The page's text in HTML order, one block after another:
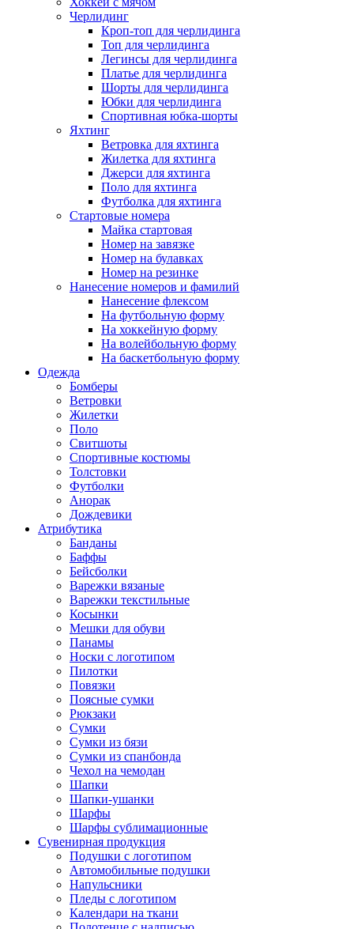
Черлидинг
Кроп-топ для черлидинга
Топ для черлидинга
Легинсы для черлидинга
Платье для черлидинга
Шорты для черлидинга
Юбки для черлидинга
Спортивная юбка-шорты
Яхтинг
Ветровка для яхтинга
Жилетка для яхтинга
Джерси для яхтинга
Поло для яхтинга
Футболка для яхтинга
Стартовые номера
Майка стартовая
Номер на завязке
Номер на булавках
Номер на резинке
Нанесение номеров и фамилий
Нанесение флексом
На футбольную форму
На хоккейную форму
На волейбольную форму
На баскетбольную форму
Одежда
Бомберы
Ветровки
Жилетки
Поло
Свитшоты
Спортивные костюмы
Толстовки
Футболки
Анорак
Дождевики
Атрибутика
Банданы
Баффы
Бейсболки
Варежки вязаные
Варежки текстильные
Косынки
Мешки для обуви
Панамы
Носки с логотипом
Пилотки
Повязки
Поясные сумки
Рюкзаки
Сумки
Сумки из бязи
Сумки из спанбонда
Чехол на чемодан
Шапки
Шапки-ушанки
Шарфы
Шарфы сублимационные
Сувенирная продукция
Подушки с логотипом
Автомобильные подушки
Напульсники
Пледы с логотипом
Календари на ткани